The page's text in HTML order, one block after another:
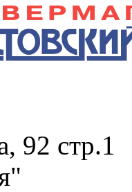
92 стр.1